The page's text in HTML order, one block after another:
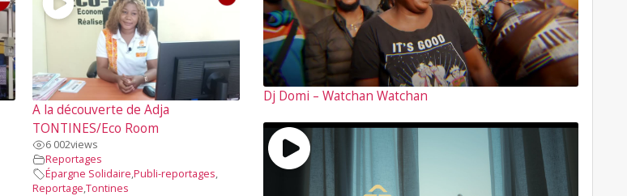
A la découverte de Adja
TONTINES/Eco Room
6 002views
Reportages
Épargne Solidaire,Publi-reportages,
Reportage,Tontines
Dj Domi – Watchan Watchan